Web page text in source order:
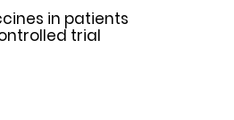
in patients
trial